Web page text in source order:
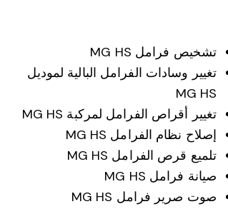
تشخيص فرامل MG HS
تغيير وسادات الفرامل البالية لموديل
MG HS
تغيير أقراص الفرامل لمركبة MG HS
إصلاح نظام الفرامل MG HS
تلميع قرص الفرامل MG HS
صيانة فرامل MG HS
صوت صرير فرامل MG HS